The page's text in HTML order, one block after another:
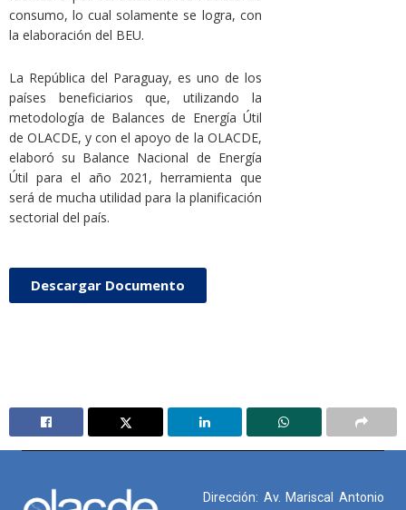
consumo, lo cual solamente se logra, con
la elaboración del BEU.
La República del Paraguay, es uno de los
países beneficiarios que, utilizando la
metodología de Balances de Energía Útil
de OLACDE, y con el apoyo de la OLACDE,
elaboró su Balance Nacional de Energía
Útil para el año 2021, herramienta que
será de mucha utilidad para la planificación
sectorial del país.
Descargar Documento
Dirección: Av. Mariscal Antonio